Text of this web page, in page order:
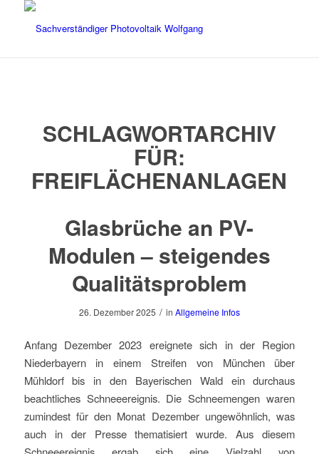
SCHLAGWORTARCHIV
FÜR:
FREIFLÄCHENANLAGEN
Glasbrüche an PV-
Modulen – steigendes
Qualitätsproblem
26. Dezember 2025 / in Allgemeine Infos
Anfang Dezember 2023 ereignete sich in der Region
Niederbayern in einem Streifen von München über
Mühldorf bis in den Bayerischen Wald ein durchaus
beachtliches Schneeereignis. Die Schneemengen waren
zumindest für den Monat Dezember ungewöhnlich, was
auch in der Presse thematisiert wurde. Aus diesem